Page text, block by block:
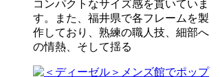
コンパクトなサイズ感を貫いていま
す。また、福井県で各フレームを製
作しており、熟練の職人技、細部へ
の情熱、そして揺る